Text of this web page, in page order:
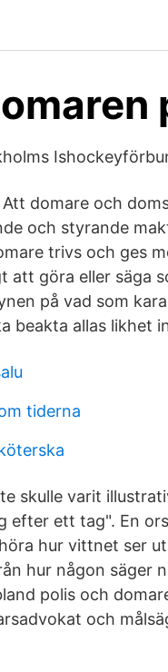
domare och
och styrande
trivs och ges
att göra eller säga
på vad som
beakta allas likhet
tiderna
skulle varit
efter ett tag". En
hur vittnet ser
hur någon säger
polis och
och